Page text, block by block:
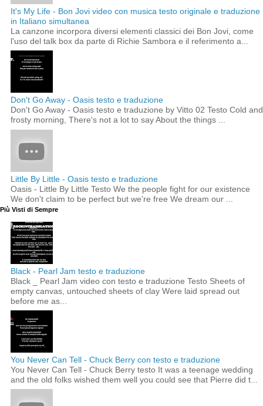
It's My Life - Bon Jovi video con musica testo originale e traduzione
in Italiano simultanea
La canzone incorpora diversi elementi classici dei Bon Jovi, come
l'uso del talk box da parte di Richie Sambora e il referimento a...
Don't Go Away - Oasis testo e traduzione
Don't Go Away - Oasis testo e traduzione by Vitto 02 Testo Cold and
frosty morning, There's not a lot to say About the things ...
Little By Little - Oasis testo e traduzione
Oasis - Little By Little Testo We the people fight for our existence
We don't claim to be perfect but we're free We dream our ...
Più Visti di Sempre
Black - Pearl Jam testo e traduzione
Black _ Pearl Jam video con testo e traduzione Testo Sheets of
empty canvas, untouched sheets of clay Were laid spread out
before me as...
You Never Can Tell - Chuck Berry con testo e traduzione
You Never Can Tell - Chuck Berry testo It was a teenage wedding
and the old folks wished them well you could see that Pierre did t...